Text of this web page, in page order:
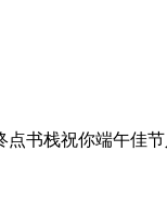
书栈祝你端午佳节